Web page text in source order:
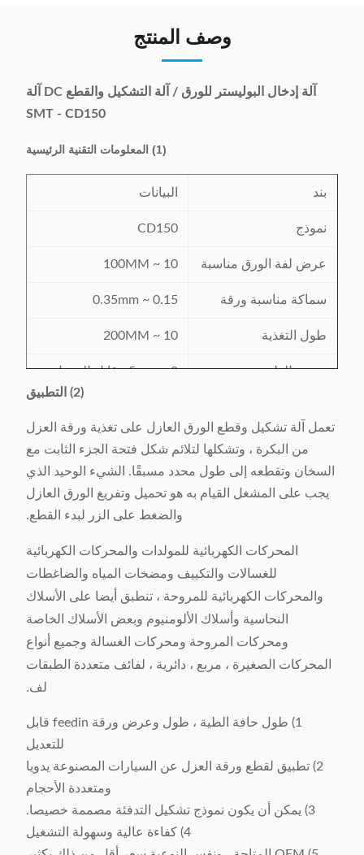
وصف المنتج
آلة إدخال البوليستر للورق / آلة التشكيل والقطع DC آلة
SMT - CD150
(1) المعلومات التقنية الرئيسية
بند البيانات
نموذج CD150
عرض لفة الورق مناسبة 10 ~ 100MM
سماكة مناسبة ورقة 0.15 ~ 0.35mm
طول التغذية 10 ~ 200MM
عرض للطي 2 ~ 5mm ، قابل للتعديل
سرعة القطع
الدقيقة
الطي وقطع الدقة 0.2mm و
220 فولت ، 50/60 هيرتز ،
0.5 كيلو واط
وزن الماكينة حوالي 160 كيلوجرام
البعد (الطول × العرض ×
الارتفاع)
500 × 900 × 1200 مم
(2) التطبيق
تعمل آلة تشكيل وقطع الورق العازل على تغذية ورقة العزل
من البكرة ، وتشكلها لتلائم شكل فتحة الجزء الثابت مع
السخان وتقطعه إلى طول محدد مسبقًا. الشيء الوحيد الذي
يجب على المشغل القيام به هو تحميل وتفريغ الورق العازل
والضغط على الزر لبدء القطع.
المحركات الكهربائية للمولدات والمحركات الكهربائية
للغسالات والتكييف ومضخات المياه والضاغطات
والمحركات الكهربائية للمروحة ، تنطبق أيضا على الأسلاك
النحاسية وأسلاك الألومنيوم وبعض الأسلاك الخاصة
ومحركات المروحة ومحركات الغسالة وجميع أنواع
المحركات الصغيرة ، مربع ، دائرية ، لفائف متعددة الطبقات
لف.
1) طول حافة الطية ، طول وعرض ورقة feedin قابل
للتعديل
2) تطبيق لقطع ورقة العزل عن السيارات المصنوعة يدويا
ومتعددة الأحجام
3) يمكن أن يكون نموذج تشكيل التدفئة مصممة خصيصا.
4) كفاءة عالية وسهولة التشغيل